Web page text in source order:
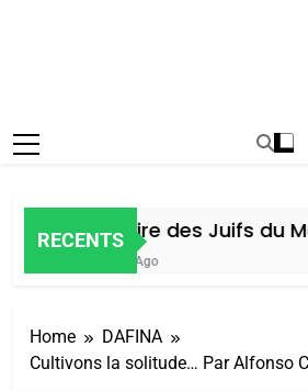
RECENTS
Histoire des Juifs du
7 Jours Ago
Home
DAFINA
Cultivons la solitude… Par Alfonso